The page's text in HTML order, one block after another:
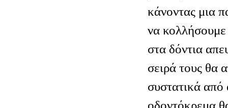
κάνοντας μια
να
στα δόντια
σειρά τους θα
συστατικά
οδοντόκρεμα